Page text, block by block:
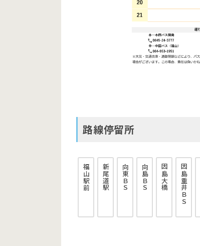
路線停留所
福山駅前 新尾道駅 向東ＢＳ 向島ＢＳ 因島大橋 因島重井ＢＳ